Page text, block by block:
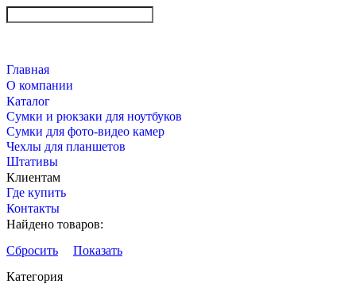
Главная
О компании
Каталог
Сумки и рюкзаки для ноутбуков
Сумки для фото-видео камер
Чехлы для планшетов
Штативы
Клиентам
Где купить
Контакты
Найдено товаров:
Сбросить
Показать
Категория